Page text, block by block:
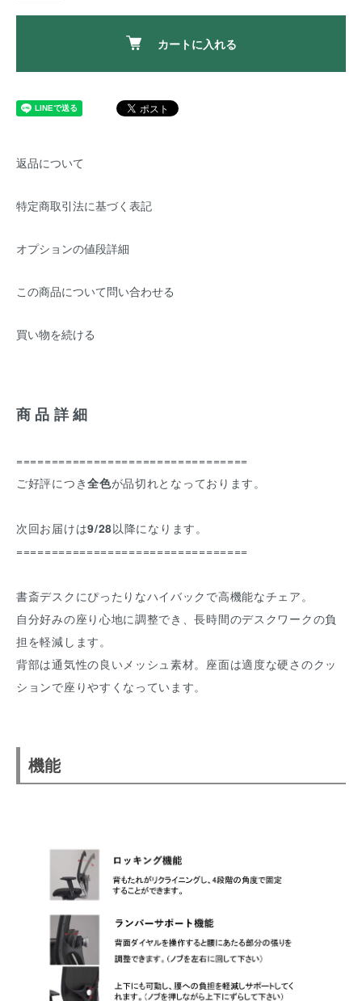
カートに入れる
返品について
特定商取引法に基づく表記
オプションの値段詳細
この商品について問い合わせる
買い物を続ける
商品詳細
=================================
ご好評につき全色が品切れとなっております。
次回お届けは9/28以降になります。
=================================
書斎デスクにぴったりなハイバックで高機能なチェア。
自分好みの座り心地に調整でき、長時間のデスクワークの負
担を軽減します。
背部は通気性の良いメッシュ素材。座面は適度な硬さのクッ
ションで座りやすくなっています。
機能